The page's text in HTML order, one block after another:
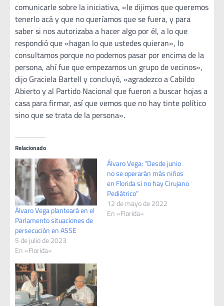
comunicarle sobre la iniciativa, «le dijimos que queremos
tenerlo acá y que no queríamos que se fuera, y para
saber si nos autorizaba a hacer algo por él, a lo que
respondió que «hagan lo que ustedes quieran», lo
consultamos porque no podemos pasar por encima de la
persona, ahí fue que empezamos un grupo de vecinos»,
dijo Graciela Bartell y concluyó, «agradezco a Cabildo
Abierto y al Partido Nacional que fueron a buscar hojas a
casa para firmar, así que vemos que no hay tinte político
sino que se trata de la persona».
Relacionado
Álvaro Vega planteará en el
Parlamento situaciones de
persecución en ASSE
5 de julio de 2023
En «Florida»
Álvaro Vega: “Desde junio
no se operarán más niños
en Florida si no hay Cirujano
Pediátrico”
12 de mayo de 2022
En «Florida»